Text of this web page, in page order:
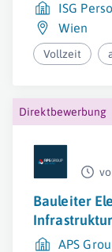
ISG
Wien
Vollzeit
Direktbewerbung
Bauleiter
APS